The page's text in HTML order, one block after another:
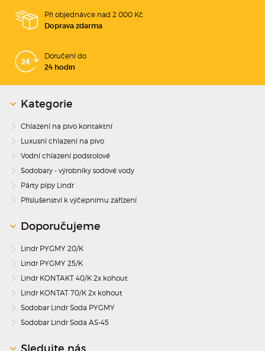
Při objednávce nad 2 000 Kč
Doprava zdarma
Doručení do
24 hodin
Kategorie
Chlazení na pivo kontaktní
Luxusní chlazení na pivo
Vodní chlazení podstolové
Sodobary - výrobníky sodové vody
Párty pípy Lindr
Příslušenství k výčepnímu zařízení
Doporučujeme
Lindr PYGMY 20/K
Lindr PYGMY 25/K
Lindr KONTAKT 40/K 2x kohout
Lindr KONTAT 70/K 2x kohout
Sodobar Lindr Soda PYGMY
Sodobar Lindr Soda AS-45